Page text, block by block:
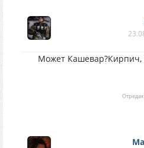
Может Кашевар?Кирпич,